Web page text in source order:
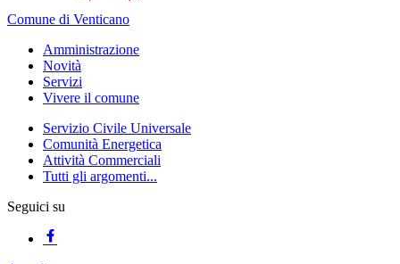
Comune di Venticano
Amministrazione
Novità
Servizi
Vivere il comune
Servizio Civile Universale
Comunità Energetica
Attività Commerciali
Tutti gli argomenti...
Seguici su